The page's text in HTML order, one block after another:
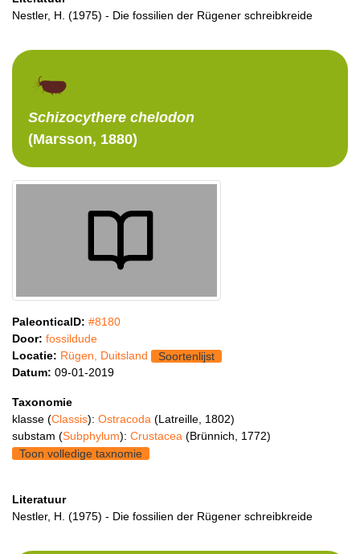
Nestler, H. (1975) - Die fossilien der Rügener schreibkreide
Schizocythere chelodon
(Marsson, 1880)
PaleonticaID: #8180
Door: fossildude
Locatie: Rügen, Duitsland
Soortenlijst
Datum: 09-01-2019
Taxonomie
klasse (Classis): Ostracoda (Latreille, 1802)
substam (Subphylum): Crustacea (Brünnich, 1772)
Toon volledige taxnomie
Literatuur
Nestler, H. (1975) - Die fossilien der Rügener schreibkreide